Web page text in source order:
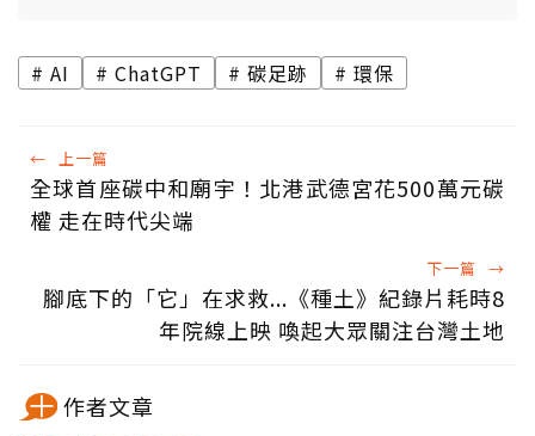
AI ChatGPT 碳足跡 環保
← 上一篇
全球首座碳中和廟宇！北港武德宮花500萬元碳
權 走在時代尖端
下一篇 →
腳底下的「它」在求救...《種土》紀錄片耗時8
年院線上映 喚起大眾關注台灣土地
作者文章